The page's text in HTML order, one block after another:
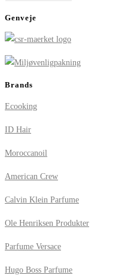
Genveje
Brands
Ecooking
ID Hair
Moroccanoil
American Crew
Calvin Klein Parfume
Ole Henriksen Produkter
Parfume Versace
Hugo Boss Parfume